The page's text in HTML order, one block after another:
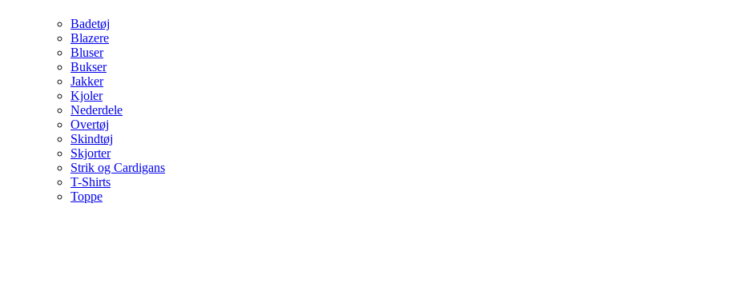
Badetøj
Blazere
Bluser
Bukser
Jakker
Kjoler
Nederdele
Overtøj
Skindtøj
Skjorter
Strik og Cardigans
T-Shirts
Toppe